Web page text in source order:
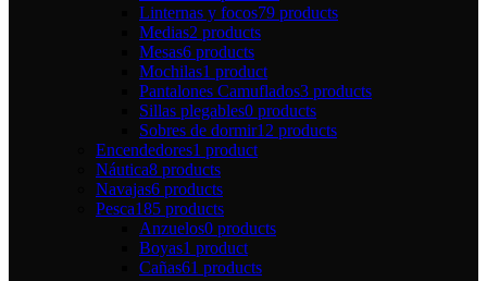
Linternas y focos79 products
Medias2 products
Mesas6 products
Mochilas1 product
Pantalones Camuflados3 products
Sillas plegables0 products
Sobres de dormir12 products
Encendedores1 product
Náutica8 products
Navajas6 products
Pesca185 products
Anzuelos0 products
Boyas1 product
Cañas61 products